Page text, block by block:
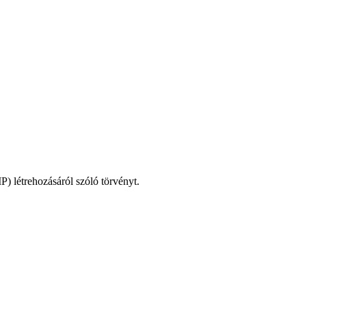
létrehozásáról szóló törvényt.